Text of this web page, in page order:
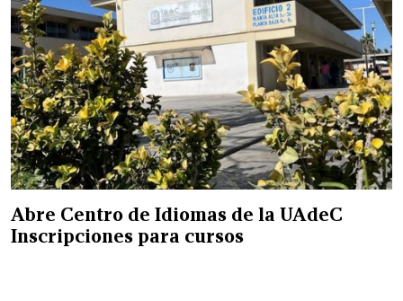
Abre Centro de Idiomas de la UAdeC
Inscripciones para cursos